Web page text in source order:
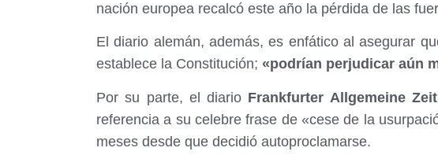
nación europea recalcó este año la pérdida de las
El diario alemán, además, es enfático al asegurar
establece la Constitución; «podrían perjudicar aún
Por su parte, el diario Frankfurter Allgemeine
referencia a su celebre frase de «cese de la
meses desde que decidió autoproclamarse.